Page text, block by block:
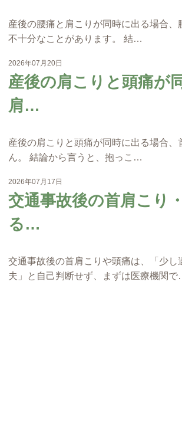
産後の腰痛と肩こりが同時に出る場合
不十分なことがあります。 結…
2026年07月20日
産後の肩こりと頭痛が
肩…
産後の肩こりと頭痛が同時に出る場合
ん。 結論から言うと、抱っこ…
2026年07月17日
交通事故後の首肩こり
る…
交通事故後の首肩こりや頭痛は、「少
夫」と自己判断せず、まずは医療機関